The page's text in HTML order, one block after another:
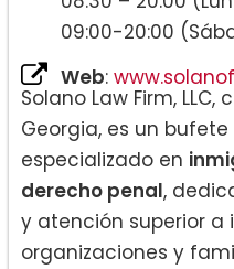
09:00-20:00
Web:
Solano Law Firm,
Georgia, es un
especializado en
derecho penal,
y atención superior a
organizaciones y